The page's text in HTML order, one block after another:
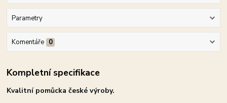
Parametry
Komentáře 0
Kompletní specifikace
Kvalitní pomůcka české výroby.